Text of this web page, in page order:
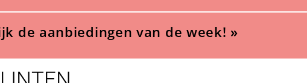
de aanbiedingen van de week! »